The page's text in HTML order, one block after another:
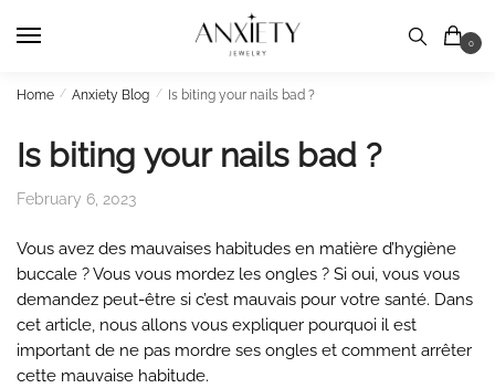
0
Home / Anxiety Blog / Is biting your nails bad ?
Is biting your nails bad ?
February 6, 2023
Vous avez des mauvaises habitudes en matière d’hygiène
buccale ? Vous vous mordez les ongles ? Si oui, vous vous
demandez peut-être si c’est mauvais pour votre santé. Dans
cet article, nous allons vous expliquer pourquoi il est
important de ne pas mordre ses ongles et comment arrêter
cette mauvaise habitude.